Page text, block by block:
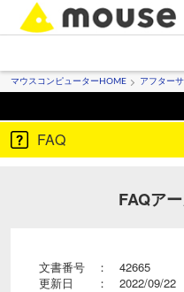
マウスコンピューターHOME アフター
FAQ
FAQア
文書番号 ： 42665
更新日 ： 2022/09/22